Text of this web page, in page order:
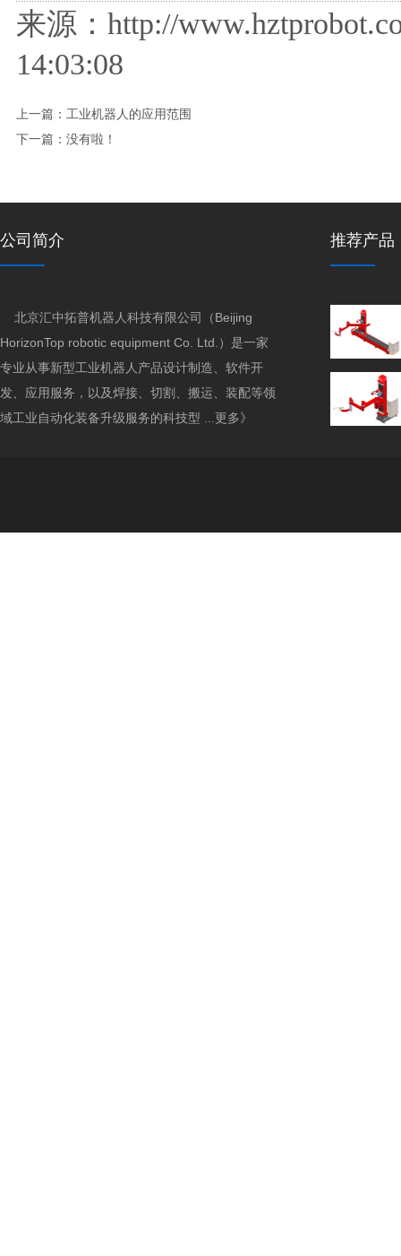
来源：http://
14:03:08
上一篇： 工业机器人的应用范围
下一篇：没有啦！
公司简介 推荐产品
北京汇中拓普机器人科技有限公司（Beijing
HorizonTop robotic equipment Co. Ltd.）是一家
专业从事新型工业机器人产品设计制造、软件开
发、应用服务，以及焊接、切割、搬运、装配等领
域工业自动化装备升级服务的科技型 ... 更多》